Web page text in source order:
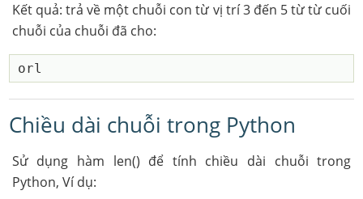
Kết quả: trả về một chuỗi con từ vị trí 3 đến 5 từ từ cuối
chuỗi của chuỗi đã cho:
Chiều dài chuỗi trong Python
Sử dụng hàm len() để tính chiều dài chuỗi trong
Python, Ví dụ: